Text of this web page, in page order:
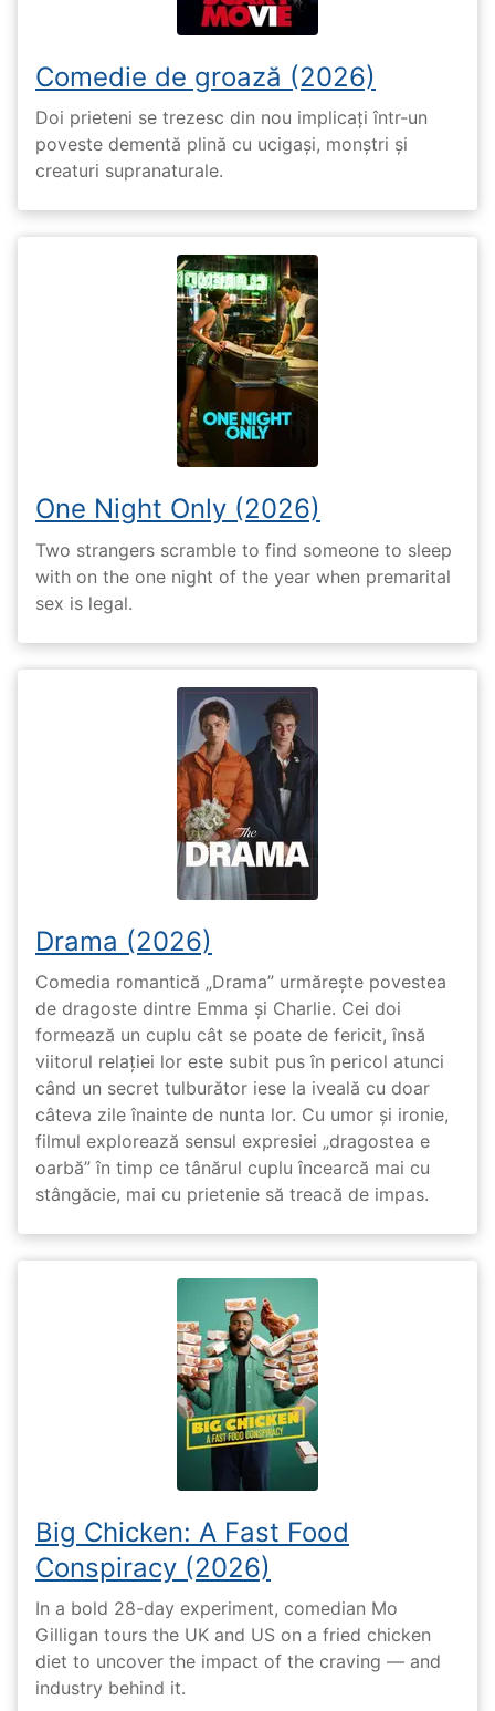
Comedie de groază (2026)
Doi prieteni se trezesc din nou implicați într-un
poveste dementă plină cu ucigași, monștri și
creaturi supranaturale.
One Night Only (2026)
Two strangers scramble to find someone to sleep
with on the one night of the year when premarital
sex is legal.
Drama (2026)
Comedia romantică „Drama” urmărește povestea
de dragoste dintre Emma și Charlie. Cei doi
formează un cuplu cât se poate de fericit, însă
viitorul relației lor este subit pus în pericol atunci
când un secret tulburător iese la iveală cu doar
câteva zile înainte de nunta lor. Cu umor și ironie,
filmul explorează sensul expresiei „dragostea e
oarbă” în timp ce tânărul cuplu încearcă mai cu
stângăcie, mai cu prietenie să treacă de impas.
Big Chicken: A Fast Food
Conspiracy (2026)
In a bold 28-day experiment, comedian Mo
Gilligan tours the UK and US on a fried chicken
diet to uncover the impact of the craving — and
industry behind it.